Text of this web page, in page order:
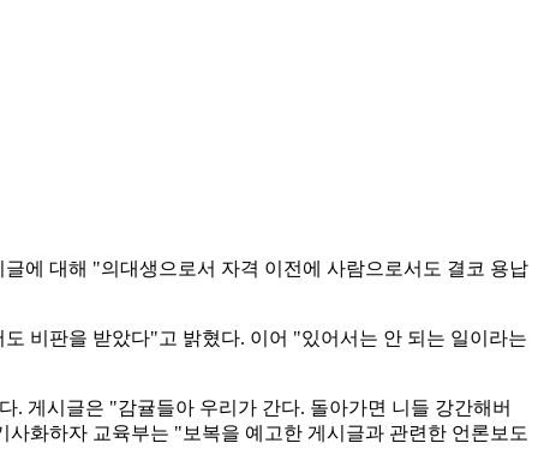
에 대해 "의대생으로서 자격 이전에 사람으로서도 결코 용납
비판을 받았다"고 밝혔다. 이어 "있어서는 안 되는 일이라는
. 게시글은 "감귤들아 우리가 간다. 돌아가면 니들 강간해버
화하자 교육부는 "보복을 예고한 게시글과 관련한 언론보도